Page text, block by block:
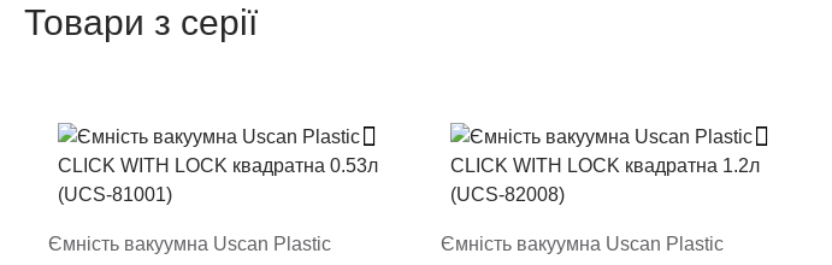
Поставте оцінку товару
Товари з серії
Ємність вакуумна Uscan Plastic
Ємність вакуумна Uscan Plastic